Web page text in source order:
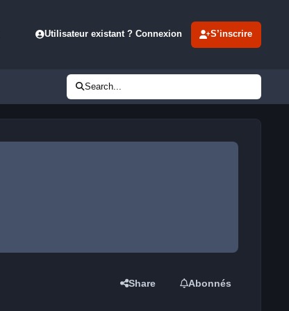
Utilisateur existant ? Connexion S’inscrire
Search...
Share Abonnés